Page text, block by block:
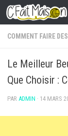
Skip to content
COMMENT FAIRE
Le Meilleur
Que Choisir :
PAR ADMIN · 14 MARS